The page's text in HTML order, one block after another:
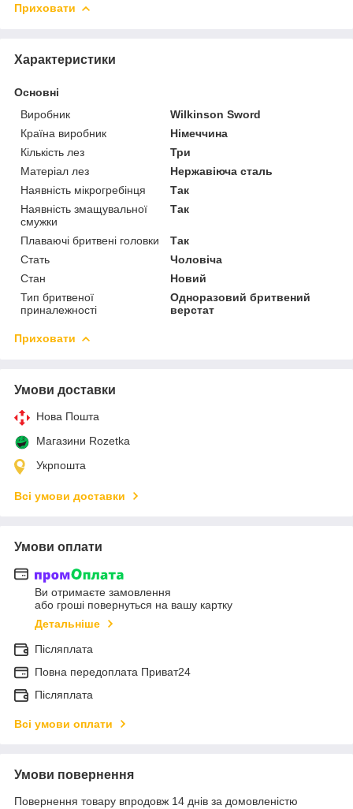
Приховати
Характеристики
Основні
Виробник
Wilkinson Sword
Країна виробник
Німеччина
Кількість лез
Три
Матеріал лез
Нержавіюча сталь
Наявність мікрогребінця
Так
Наявність змащувальної
смужки
Так
Плаваючі бритвені головки
Так
Стать
Чоловіча
Стан
Новий
Тип бритвеної
приналежності
Одноразовий бритвений
верстат
Приховати
Умови доставки
Нова Пошта
Магазини Rozetka
Укрпошта
Всі умови доставки
Умови оплати
Ви отримаєте замовлення
або гроші повернуться на вашу картку
Детальніше
Післяплата
Повна передоплата Приват24
Післяплата
Всі умови оплати
Умови повернення
Повернення товару впродовж 14 днів за домовленістю